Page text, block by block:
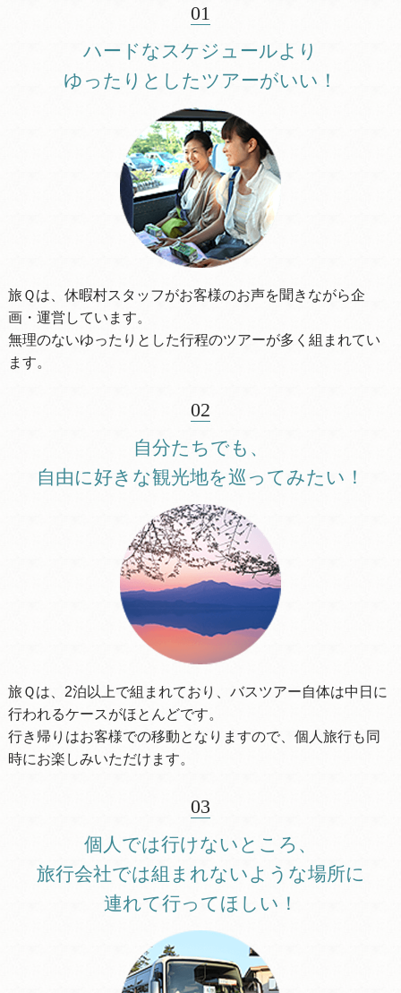
01
ハードなスケジュールより
ゆったりとしたツアーがいい！
旅Ｑは、休暇村スタッフがお客様のお声を聞きながら企
画・運営しています。
無理のないゆったりとした行程のツアーが多く組まれてい
ます。
02
自分たちでも、
自由に好きな観光地を巡ってみたい！
旅Ｑは、2泊以上で組まれており、バスツアー自体は中日に
行われるケースがほとんどです。
行き帰りはお客様での移動となりますので、個人旅行も同
時にお楽しみいただけます。
03
個人では行けないところ、
旅行会社では組まれないような場所に
連れて行ってほしい！